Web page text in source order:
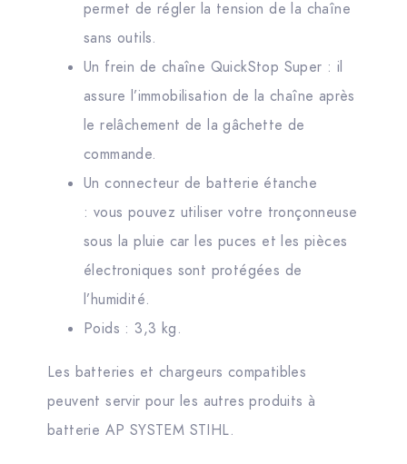
permet de régler la tension de la chaîne
sans outils.
Un frein de chaîne QuickStop Super : il
assure l’immobilisation de la chaîne après
le relâchement de la gâchette de
commande.
Un connecteur de batterie étanche
: vous pouvez utiliser votre tronçonneuse
sous la pluie car les puces et les pièces
électroniques sont protégées de
l’humidité.
Poids : 3,3 kg.
Les batteries et chargeurs compatibles
peuvent servir pour les autres produits à
batterie AP SYSTEM STIHL.